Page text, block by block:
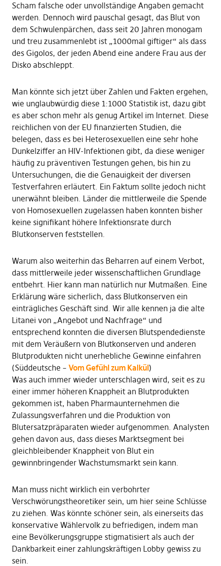
Scham falsche oder unvollständige Angaben gemacht
werden. Dennoch wird pauschal gesagt, das Blut von
dem Schwulenpärchen, dass seit 20 Jahren monogam
und treu zusammenlebt ist „1000mal giftiger“ als dass
des Gigolos, der jeden Abend eine andere Frau aus der
Disko abschleppt.
Man könnte sich jetzt über Zahlen und Fakten ergehen,
wie unglaubwürdig diese 1:1000 Statistik ist, dazu gibt
es aber schon mehr als genug Artikel im Internet. Diese
reichlichen von der EU finanzierten Studien, die
belegen, dass es bei Heterosexuellen eine sehr hohe
Dunkelziffer an HIV-Infektionen gibt, da diese weniger
häufig zu präventiven Testungen gehen, bis hin zu
Untersuchungen, die die Genauigkeit der diversen
Testverfahren erläutert. Ein Faktum sollte jedoch nicht
unerwähnt bleiben. Länder die mittlerweile die Spende
von Homosexuellen zugelassen haben konnten bisher
keine signifikant höhere Infektionsrate durch
Blutkonserven feststellen.
Warum also weiterhin das Beharren auf einem Verbot,
dass mittlerweile jeder wissenschaftlichen Grundlage
entbehrt. Hier kann man natürlich nur Mutmaßen. Eine
Erklärung wäre sicherlich, dass Blutkonserven ein
einträgliches Geschäft sind. Wir alle kennen ja die alte
Litanei von „Angebot und Nachfrage“ und
entsprechend konnten die diversen Blutspendedienste
mit dem Veräußern von Blutkonserven und anderen
Blutprodukten nicht unerhebliche Gewinne einfahren
(Süddeutsche – Vom Gefühl zum Kalkül)
Was auch immer wieder unterschlagen wird, seit es zu
einer immer höheren Knappheit an Blutprodukten
gekommen ist, haben Pharmaunternehmen die
Zulassungsverfahren und die Produktion von
Blutersatzpräparaten wieder aufgenommen. Analysten
gehen davon aus, dass dieses Marktsegment bei
gleichbleibender Knappheit von Blut ein
gewinnbringender Wachstumsmarkt sein kann.
Man muss nicht wirklich ein verbohrter
Verschwörungstheoretiker sein, um hier seine Schlüsse
zu ziehen. Was könnte schöner sein, als einerseits das
konservative Wählervolk zu befriedigen, indem man
eine Bevölkerungsgruppe stigmatisiert als auch der
Dankbarkeit einer zahlungskräftigen Lobby gewiss zu
sein.